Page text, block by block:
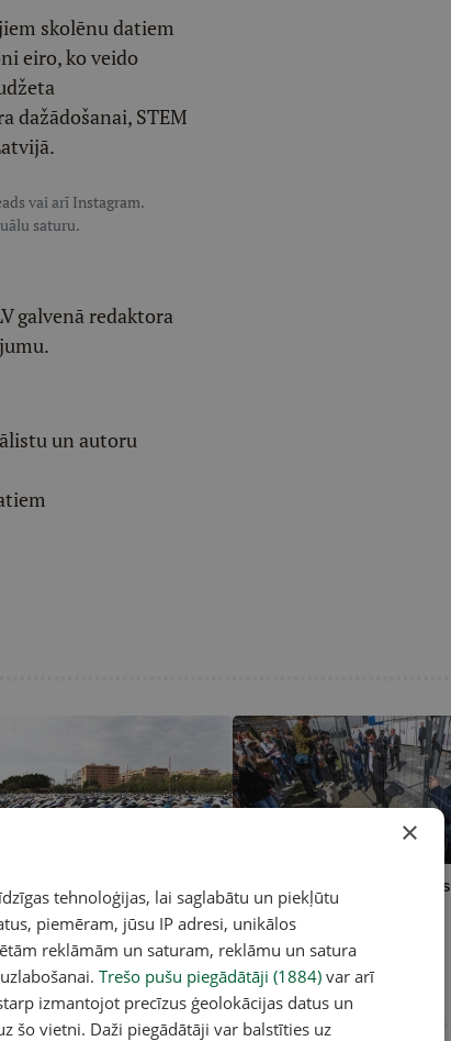
skolēnu datiem
eiro, ko veido
dažādošanai, STEM
vai arī Instagram.
saturu.
galvenā redaktora
un autoru
ņems varu Andalūzijā? 17.
vēlēšanas
Jožefs Lāslo: Kāpēc Orbāns
zaudēja
×
tehnoloģijas, lai saglabātu un piekļūtu
piemēram, jūsu IP adresi, unikālos
reklāmām un saturam, reklāmu un satura
Trešo pušu piegādātāji (1884) var arī
izmantojot precīzus ģeolokācijas datus un
šo vietni. Daži piegādātāji var balstīties uz